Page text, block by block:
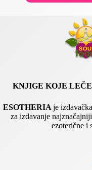
KNJIGE KOJE
ESOTHERIAje
za izdavanje
ezoterične i